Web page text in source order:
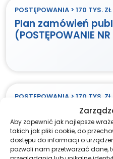
Aby zapewnić jak najlepsze
takich jak pliki cookie, do
dostępu do informacji o
pozwoli nam przetwarzać dane,
POSTĘPOWANIA > 170 TYS. ZŁ
Plan zamówień
(POSTĘPOWANIE
POSTĘPOWANIA > 170 TYS. ZŁ
Dostawa sprzętu
wyposażenia w
zadania „Poprawa
diagnostyki i